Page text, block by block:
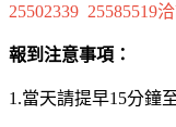
25502339 25585519
報到注意事項：
1.當天請提早15分鐘